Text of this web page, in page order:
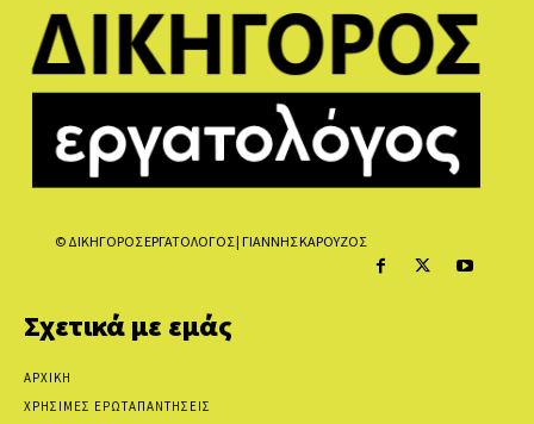
© ΔΙΚΗΓΟΡΟΣ ΕΡΓΑΤΟΛΟΓΟΣ | ΓΙΑΝΝΗΣ ΚΑΡΟΥΖΟΣ
Σχετικά με εμάς
ΑΡΧΙΚΗ
ΧΡΗΣΙΜΕΣ ΕΡΩΤΑΠΑΝΤΗΣΕΙΣ